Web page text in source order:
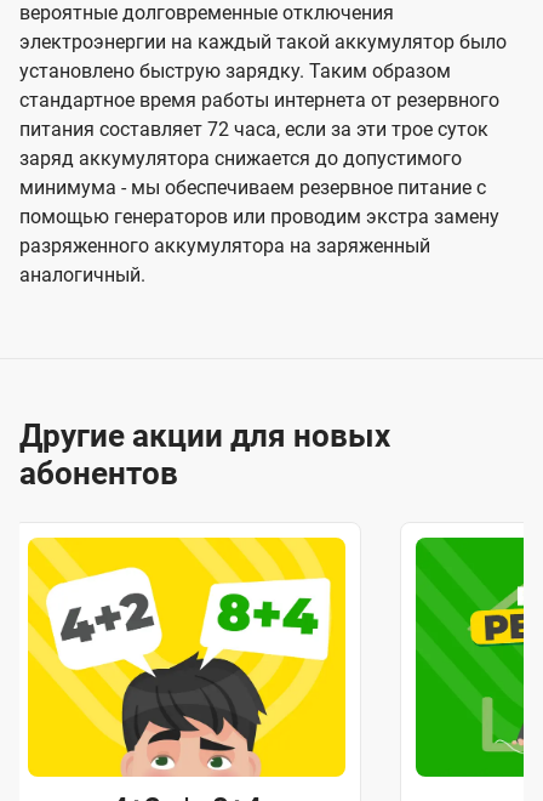
вероятные долговременные отключения
электроэнергии на каждый такой аккумулятор было
установлено быструю зарядку. Таким образом
стандартное время работы интернета от резервного
питания составляет 72 часа, если за эти трое суток
заряд аккумулятора снижается до допустимого
минимума - мы обеспечиваем резервное питание с
помощью генераторов или проводим экстра замену
разряженного аккумулятора на заряженный
аналогичный.
Другие акции для новых
абонентов